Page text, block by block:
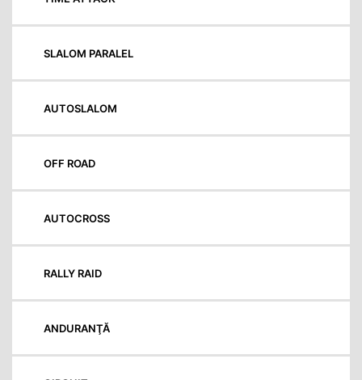
SLALOM PARALEL
AUTOSLALOM
OFF ROAD
AUTOCROSS
RALLY RAID
ANDURANŢĂ